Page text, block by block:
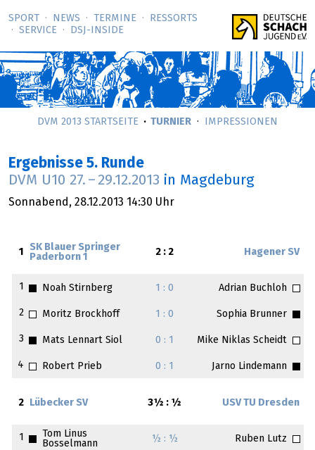
SPORT NEWS TERMINE
RESSORTS
SERVICE
DSJ-­INSIDE
DVM 2013 STARTSEITE TURNIER IMPRESSIONEN
Ergebnisse 5. Runde
DVM U10 27. – 29.12.2013 in Magdeburg
Sonnabend, 28.12.2013 14:30 Uhr
1
SK Blauer Springer
Paderborn 1
2 : 2 Hagener SV
1 Noah Stirnberg 1 : 0 Adrian Buchloh
2 Moritz Brockhoff 1 : 0 Sophia Brunner
3 Mats Lennart Siol 0 : 1 Mike Niklas Scheidt
4 Robert Prieb 0 : 1 Jarno Lindemann
2 Lübecker SV 3½ : ½ USV TU Dresden
1
Tom Linus
Bosselmann
½ : ½ Ruben Lutz